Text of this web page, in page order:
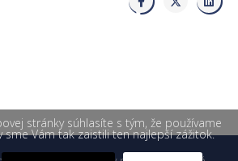
stránky súhlasíte s tým, že používame
sme Vám tak zaistili ten najlepší zážitok.